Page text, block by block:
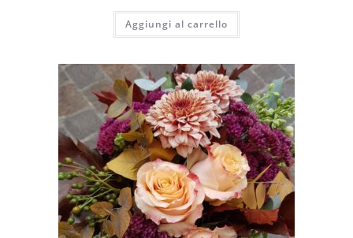
Aggiungi al carrello